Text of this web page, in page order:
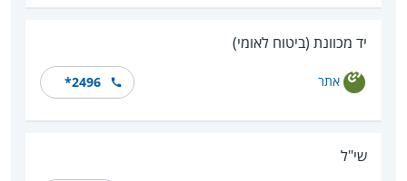
יד מכוונת (ביטוח לאומי)
אתר *2496
שי"ל